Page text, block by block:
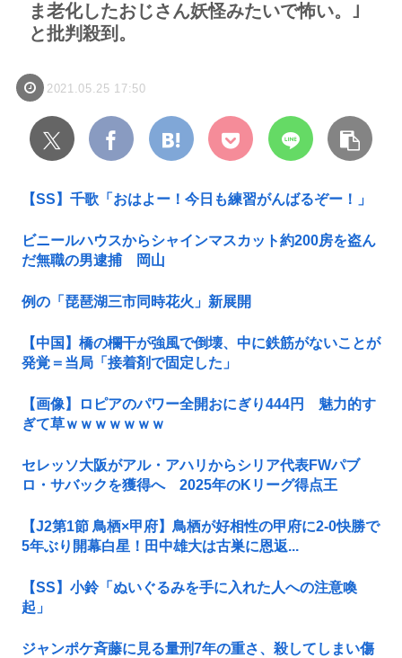
ま老化したおじさん妖怪みたいで怖い。｣
と批判殺到。
2021.05.25 17:50
【SS】千歌「おはよー！今日も練習がんばるぞー！」
ビニールハウスからシャインマスカット約200房を盗ん
だ無職の男逮捕 岡山
例の「琵琶湖三市同時花火」新展開
【中国】橋の欄干が強風で倒壊、中に鉄筋がないことが
発覚＝当局「接着剤で固定した」
【画像】ロピアのパワー全開おにぎり444円 魅力的す
ぎて草ｗｗｗｗｗｗｗ
セレッソ大阪がアル・アハリからシリア代表FWパブ
ロ・サバックを獲得へ 2025年のKリーグ得点王
【J2第1節 鳥栖×甲府】鳥栖が好相性の甲府に2-0快勝で
5年ぶり開幕白星！田中雄大は古巣に恩返...
【SS】小鈴「ぬいぐるみを手に入れた人への注意喚
起」
ジャンポケ斉藤に見る量刑7年の重さ、殺してしまい傷